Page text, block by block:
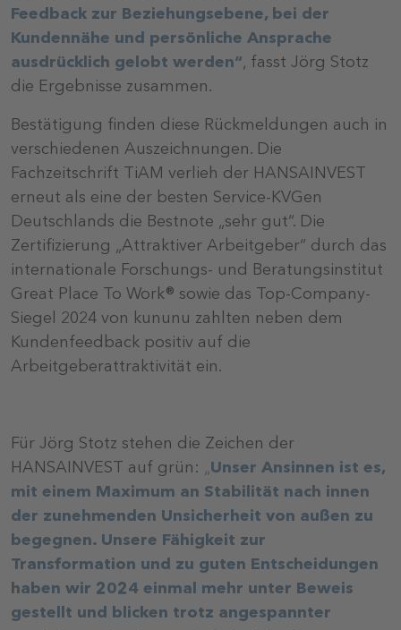
Feedback zur Beziehungsebene, bei der
Kundennähe und persönliche Ansprache
ausdrücklich gelobt werden“, fasst Jörg Stotz
die Ergebnisse zusammen.
Bestätigung finden diese Rückmeldungen auch in
verschiedenen Auszeichnungen. Die
Fachzeitschrift TiAM verlieh der HANSAINVEST
erneut als eine der besten Service-KVGen
Deutschlands die Bestnote „sehr gut“. Die
Zertifizierung „Attraktiver Arbeitgeber“ durch das
internationale Forschungs- und Beratungsinstitut
Great Place To Work® sowie das Top-Company-
Siegel 2024 von kununu zahlten neben dem
Kundenfeedback positiv auf die
Arbeitgeberattraktivität ein.
Für Jörg Stotz stehen die Zeichen der
HANSAINVEST auf grün: „Unser Ansinnen ist es,
mit einem Maximum an Stabilität nach innen
der zunehmenden Unsicherheit von außen zu
begegnen. Unsere Fähigkeit zur
Transformation und zu guten Entscheidungen
haben wir 2024 einmal mehr unter Beweis
gestellt und blicken trotz angespannter